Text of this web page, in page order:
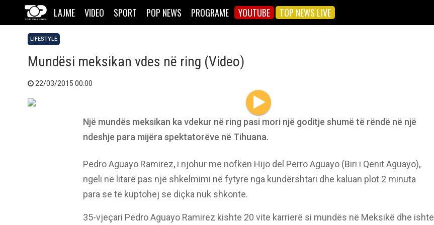
LAJME VIDEO SPORT POP NEWS PROGRAME YOUTUBE TOP NEWS LIVE
LIFESTYLE
Mundësi meksikan vdes në ring (Video)
22/03/2015 00:00
Një mundës meksikan ka vdekur në ring pasi mori një goditje shumë të rëndë në një
ndeshje para mijëra spektatorëve në Tihuana.
Pedro Aguayo Ramirez, i njohur me nofkën Hijo del Perro Aguayo (Biri i Qenit Aguayo),
ngeli në litarë pas një shkelmimi në fytyrë nga kundërshtari dhe kaluan plot 2 minuta
para se të kuptohej se diçka nuk shkonte.
35-vjeçari Pedro Aguayo Ramirez kishte 20 vite karrierë si mundës në Meksikë dhe ishte